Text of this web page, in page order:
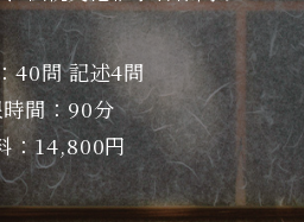
40問 記述4問
間：90分
：14,800円